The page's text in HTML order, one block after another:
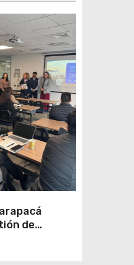
de
potable en
organizada